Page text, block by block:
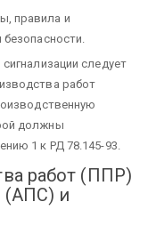
правила и
следует
работ
должны
1 к РД 78.145-93.
работ (ППР)
(АПС) и